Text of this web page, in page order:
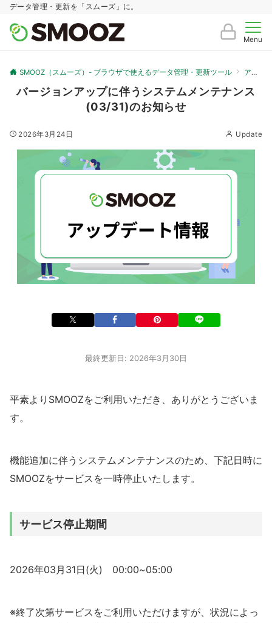
データ管理・更新を「スムーズ」に。
Menu
SMOOZ（スムーズ）- ブラウザで使えるデータ管理・更新ツール アップデート情報
バージョンアップに伴うシステムメンテナンス
(03/31)のお知らせ
2026年3月24日 Update
最終更新日: 2026年3月30日
平素よりSMOOZをご利用いただき、ありがとうございま
す。
機能追加に伴うシステムメンテナンスのため、下記日時に
SMOOZをサービスを一時停止いたします。
サービス停止期間
2026年03月31日(火) 00:00~05:00
※終了次第サービスをご利用いただけますが、状況によっ